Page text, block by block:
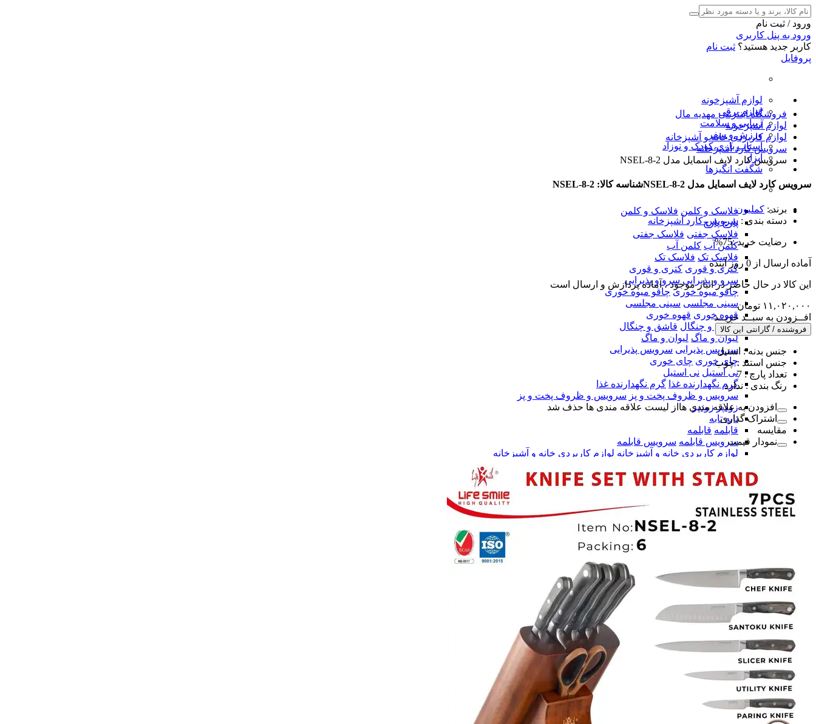
ورود / ثبت نام
ورود به پنل کاربری
کاربر جدید هستید؟ ثبت نام
پروفایل
لوازم آشپزخونه
لوازم برقی
زیبایی و سلامت
ورزش و سفر
اسباب بازی،کودک و نوزاد
ابزار
شگفت انگیزها
فلاسک و کلمن فلاسک و کلمن
پارچ پارچ
فلاسک جفتی فلاسک جفتی
کلمن آب کلمن آب
فلاسک تک فلاسک تک
کتری و قوری کتری و قوری
سرو و پذیرایی سرو و پذیرایی
چاقو میوه خوری چاقو میوه خوری
سینی مجلسی سینی مجلسی
قهوه خوری قهوه خوری
قاشق و چنگال قاشق و چنگال
لیوان و ماگ لیوان و ماگ
سرویس پذیرایی سرویس پذیرایی
چای خوری چای خوری
نی استیل نی استیل
گرم نگهدارنده غذا گرم نگهدارنده غذا
سرویس و ظروف پخت و پز سرویس و ظروف پخت و پز
زودپز زودپز
تابه تابه
قابلمه قابلمه
سرویس قابلمه سرویس قابلمه
لوازم کاربردی خانه و آشپزخانه لوازم کاربردی خانه و آشپزخانه
ترازو آشپزخانه ترازو آشپزخانه
سالاد ساز دستی
سالاد ساز دستی
سرویس کارد آشپزخانه
سرویس کارد آشپزخانه
خردکن دستی
خردکن دستی
شیشه پاک کن
شیشه پاک کن
همه دسته بندی های لوازم آشپزخونه
لوازم آشپزخونه
غذاساز غذاساز
ساندویچ میکر
فروشگاه اینترنتی مهدیه مال
لوازم آشپزخونه
لوازم کاربردی خانه و آشپزخانه
سرویس کارد آشپزخانه
سرویس کارد لایف اسمایل مدل NSEL-8-2
سرویس کارد لایف اسمایل مدل NSEL-8-2 شناسه کالا: NSEL-8-2
برند: کملیون
دسته بندی: سرویس کارد آشپزخانه
رضایت خرید :75%
آماده ارسال از 0 روز آینده
این کالا در حال حاضر در انبار موجود ، آماده پردازش و ارسال است
۱۱,۰۲۰,۰۰۰ تومان
افــزودن به سبــد خریــد
فروشنده / گارانتی این کالا
جنس بدنه : استیل
جنس استند : چوب
تعداد پارچ : 7
رنگ بندی : ندارد
افزودن به علاقه مندی ها از لیست علاقه مندی ها حذف شد
اشتراک گذاری
مقایسه
نمودار قیمت